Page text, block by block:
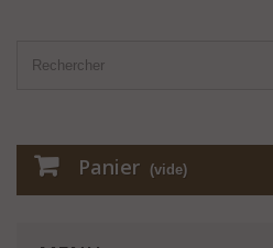
Panier (vide)